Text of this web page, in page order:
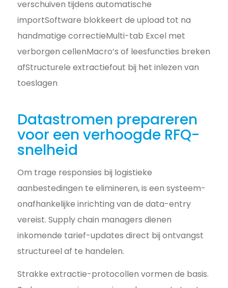
verschuiven tijdens automatische
importSoftware blokkeert de upload tot na
handmatige correctieMulti-tab Excel met
verborgen cellenMacro’s of leesfuncties breken
afStructurele extractiefout bij het inlezen van
toeslagen
Datastromen prepareren
voor een verhoogde RFQ-
snelheid
Om trage responsies bij logistieke
aanbestedingen te elimineren, is een systeem-
onafhankelijke inrichting van de data-entry
vereist. Supply chain managers dienen
inkomende tarief-updates direct bij ontvangst
structureel af te handelen.
Strakke extractie-protocollen vormen de basis.